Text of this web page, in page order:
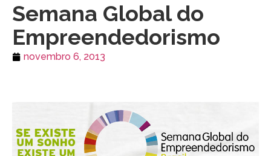
Semana Global do
Empreendedorismo
novembro 6, 2013